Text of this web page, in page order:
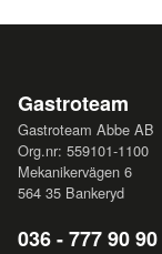
Gastroteam
Gastroteam Abbe AB
Org.nr: 559101-1100
Mekanikervägen 6
564 35 Bankeryd
036 - 777 90 90